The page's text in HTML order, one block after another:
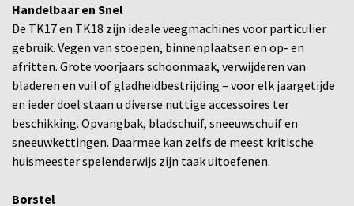
Handelbaar en Snel
De TK17 en TK18 zijn ideale veegmachines voor particulier
gebruik. Vegen van stoepen, binnenplaatsen en op- en
afritten. Grote voorjaars schoonmaak, verwijderen van
bladeren en vuil of gladheidbestrijding – voor elk jaargetijde
en ieder doel staan u diverse nuttige accessoires ter
beschikking. Opvangbak, bladschuif, sneeuwschuif en
sneeuwkettingen. Daarmee kan zelfs de meest kritische
huismeester spelenderwijs zijn taak uitoefenen.
Borstel